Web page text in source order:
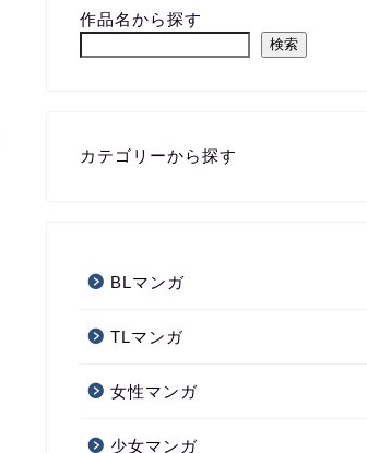
作品名から探す
検索
カテゴリーから探す
BLマンガ
TLマンガ
女性マンガ
少女マンガ